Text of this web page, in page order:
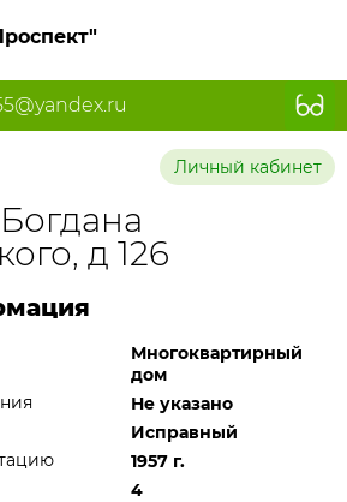
Личный кабинет
д 126
Многоквартирный
дом
Не указано
Исправный
1957 г.
4